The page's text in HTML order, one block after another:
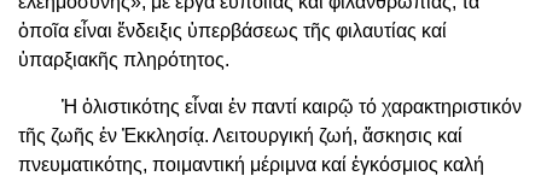
ὁποῖα εἶναι ἔνδειξις ὑπερβάσεως τῆς φιλαυτίας καί
ὑπαρξιακῆς πληρότητος.
Ἡ ὁλιστικότης εἶναι ἐν παντί καιρῷ τό χαρακτηριστικόν
τῆς ζωῆς ἐν Ἐκκλησίᾳ. Λειτουργική ζωή, ἄσκησις καί
πνευματικότης, ποιμαντική μέριμνα καί ἐγκόσμιος καλή